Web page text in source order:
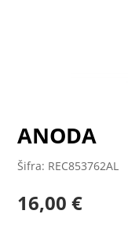
ANODA
Šifra: REC853762AL
16,00€